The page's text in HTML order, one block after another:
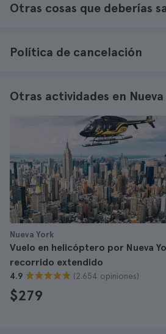
Otras cosas que deberías
Política de cancelación
Otras actividades en
Nueva York
Vuelo en helicóptero por Nueva
recorrido extendido
4.9 (2.654 opiniones)
$279